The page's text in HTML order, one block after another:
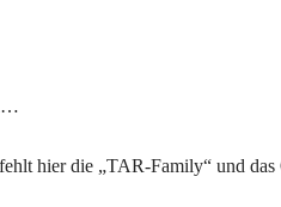
hier die „TAR-Family“ und